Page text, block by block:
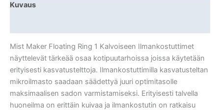
Kuvaus
Mist Maker Floating Ring 1 Kalvoiseen Ilmankostuttimet
näyttelevät tärkeää osaa kotipuutarhoissa joissa käytetään
erityisesti kasvatustelttoja. Ilmankostuttimilla kasvatusteltan
mikroilmasto saadaan säädettyä juuri optimitasolle
maksimaalisen sadon varmistamiseksi. Erityisesti talvella
huoneilma on erittäin kuivaa ja ilmankostutin on ratkaisu